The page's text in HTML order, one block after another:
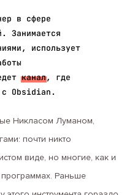
в сфере
Занимается
использует
канал, где
с Obsidian.
Никласом Луманом,
почти никто
виде, но многие, как и
программах. Раньше